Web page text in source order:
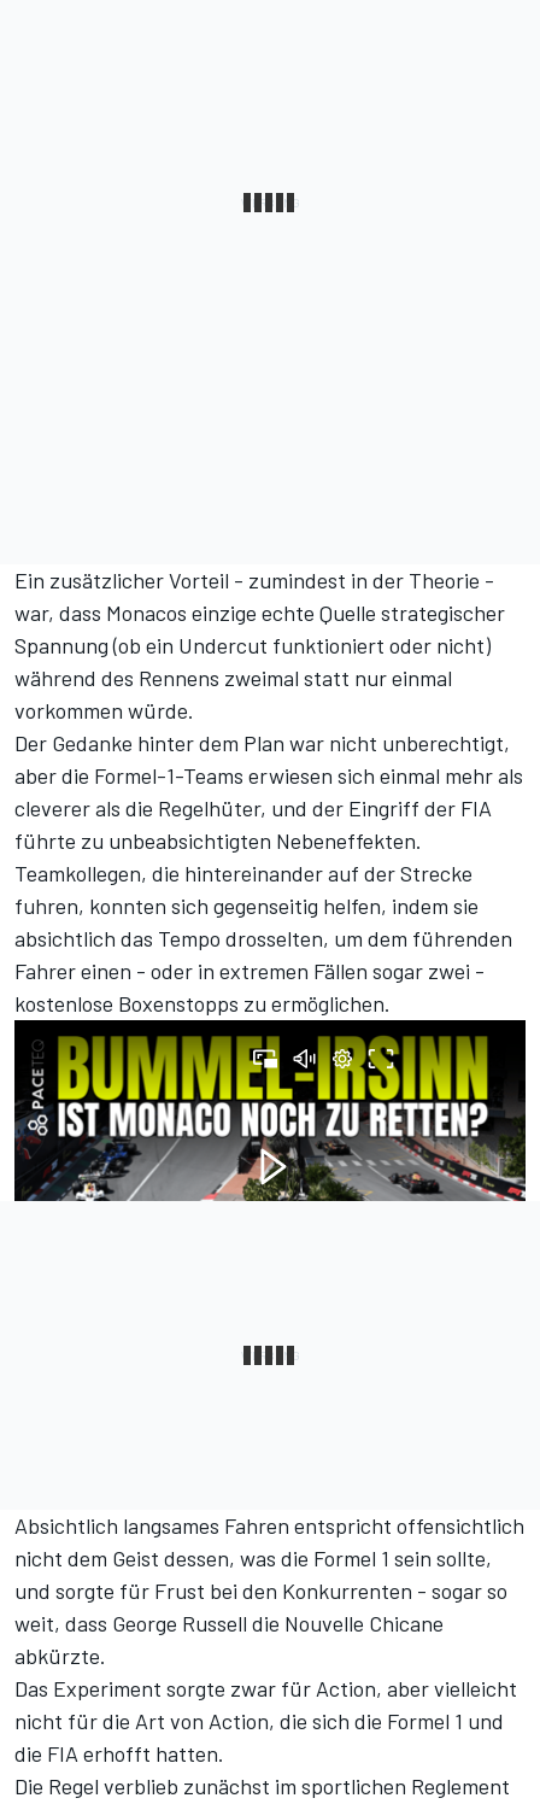
Ein zusätzlicher Vorteil - zumindest in der Theorie -
war, dass Monacos einzige echte Quelle strategischer
Spannung (ob ein Undercut funktioniert oder nicht)
während des Rennens zweimal statt nur einmal
vorkommen würde.
Der Gedanke hinter dem Plan war nicht unberechtigt,
aber die Formel-1-Teams erwiesen sich einmal mehr als
cleverer als die Regelhüter, und der Eingriff der FIA
führte zu unbeabsichtigten Nebeneffekten.
Teamkollegen, die hintereinander auf der Strecke
fuhren, konnten sich gegenseitig helfen, indem sie
absichtlich das Tempo drosselten, um dem führenden
Fahrer einen - oder in extremen Fällen sogar zwei -
kostenlose Boxenstopps zu ermöglichen.
Absichtlich langsames Fahren entspricht offensichtlich
nicht dem Geist dessen, was die Formel 1 sein sollte,
und sorgte für Frust bei den Konkurrenten - sogar so
weit, dass George Russell die Nouvelle Chicane
abkürzte.
Das Experiment sorgte zwar für Action, aber vielleicht
nicht für die Art von Action, die sich die Formel 1 und
die FIA erhofft hatten.
Die Regel verblieb zunächst im sportlichen Reglement